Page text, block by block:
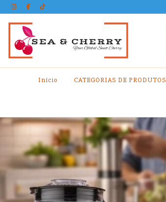
Início CATEGORIAS DE PRODUTOS